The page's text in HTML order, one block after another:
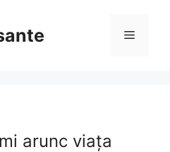
Menu
arunc viața